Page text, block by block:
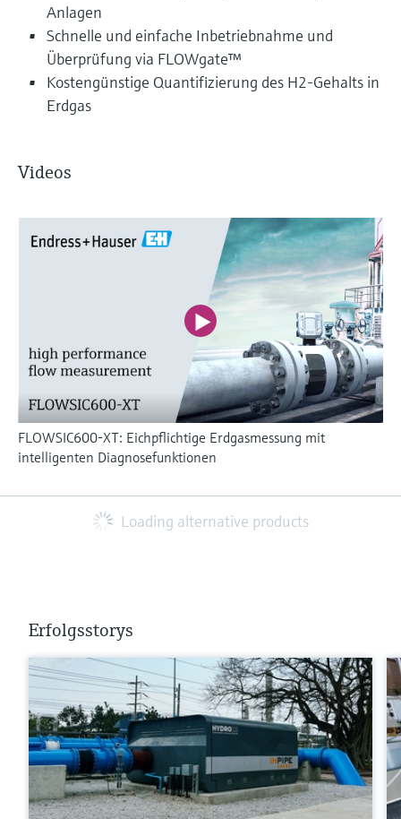
Anlagen
Schnelle und einfache Inbetriebnahme und
Überprüfung via FLOWgate™
Kostengünstige Quantifizierung des H2-Gehalts in
Erdgas
Videos
FLOWSIC600-XT: Eichpflichtige Erdgasmessung mit
intelligenten Diagnosefunktionen
Loading alternative products
Erfolgsstorys